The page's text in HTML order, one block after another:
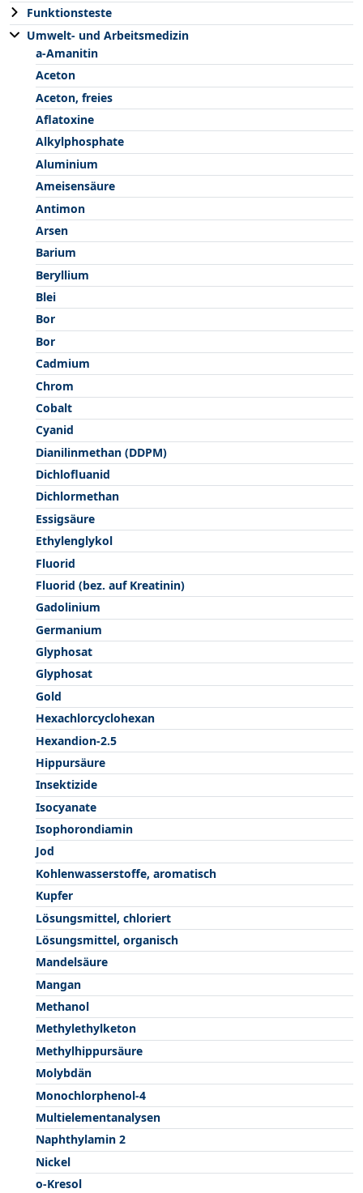
Funktionsteste
Umwelt- und Arbeitsmedizin
a-Amanitin
Aceton
Aceton, freies
Aflatoxine
Alkylphosphate
Aluminium
Ameisensäure
Antimon
Arsen
Barium
Beryllium
Blei
Bor
Bor
Cadmium
Chrom
Cobalt
Cyanid
Dianilinmethan (DDPM)
Dichlofluanid
Dichlormethan
Essigsäure
Ethylenglykol
Fluorid
Fluorid (bez. auf Kreatinin)
Gadolinium
Germanium
Glyphosat
Glyphosat
Gold
Hexachlorcyclohexan
Hexandion-2.5
Hippursäure
Insektizide
Isocyanate
Isophorondiamin
Jod
Kohlenwasserstoffe, aromatisch
Kupfer
Lösungsmittel, chloriert
Lösungsmittel, organisch
Mandelsäure
Mangan
Methanol
Methylethylketon
Methylhippursäure
Molybdän
Monochlorphenol-4
Multielementanalysen
Naphthylamin 2
Nickel
o-Kresol